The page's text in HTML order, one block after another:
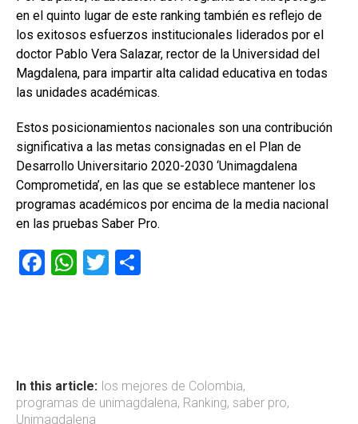
en el quinto lugar de este ranking también es reflejo de
los exitosos esfuerzos institucionales liderados por el
doctor Pablo Vera Salazar, rector de la Universidad del
Magdalena, para impartir alta calidad educativa en todas
las unidades académicas.
Estos posicionamientos nacionales son una contribución
significativa a las metas consignadas en el Plan de
Desarrollo Universitario 2020-2030 ‘Unimagdalena
Comprometida’, en las que se establece mantener los
programas académicos por encima de la media nacional
en las pruebas Saber Pro.
F
ok
W
p
p
T
tir
In this article: los mejores de Colombia,
programas de unimagdalena, Ranking, saber pro,
Unimagdalena